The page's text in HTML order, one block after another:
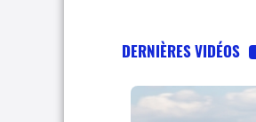
DERNIÈRES VIDÉOS